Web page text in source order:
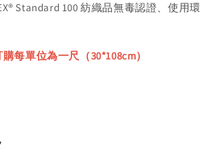
Standard 100 紡織品無毒認證、使用環
每單位為一尺（30*108cm）